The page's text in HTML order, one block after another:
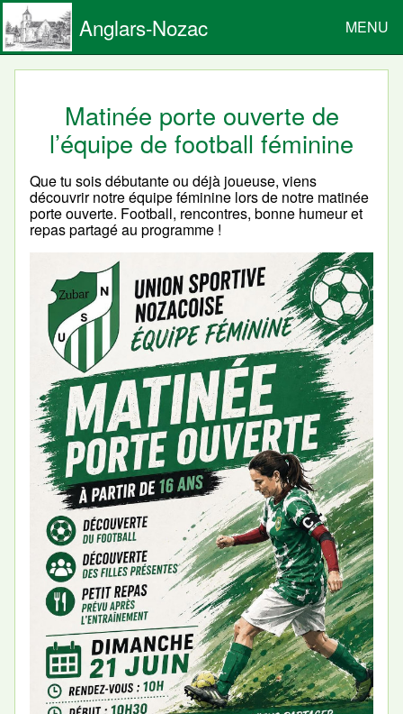
Anglars-Nozac MENU
Matinée porte ouverte de
l’équipe de football féminine
Que tu sois débutante ou déjà joueuse, viens
découvrir notre équipe féminine lors de notre matinée
porte ouverte. Football, rencontres, bonne humeur et
repas partagé au programme !